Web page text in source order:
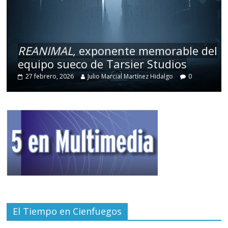
REANIMAL, exponente memorable del
equipo sueco de Tarsier Studios
27 febrero, 2026 Julio Marcial Martínez Hidalgo 0
El Tiempo en Cienfuegos